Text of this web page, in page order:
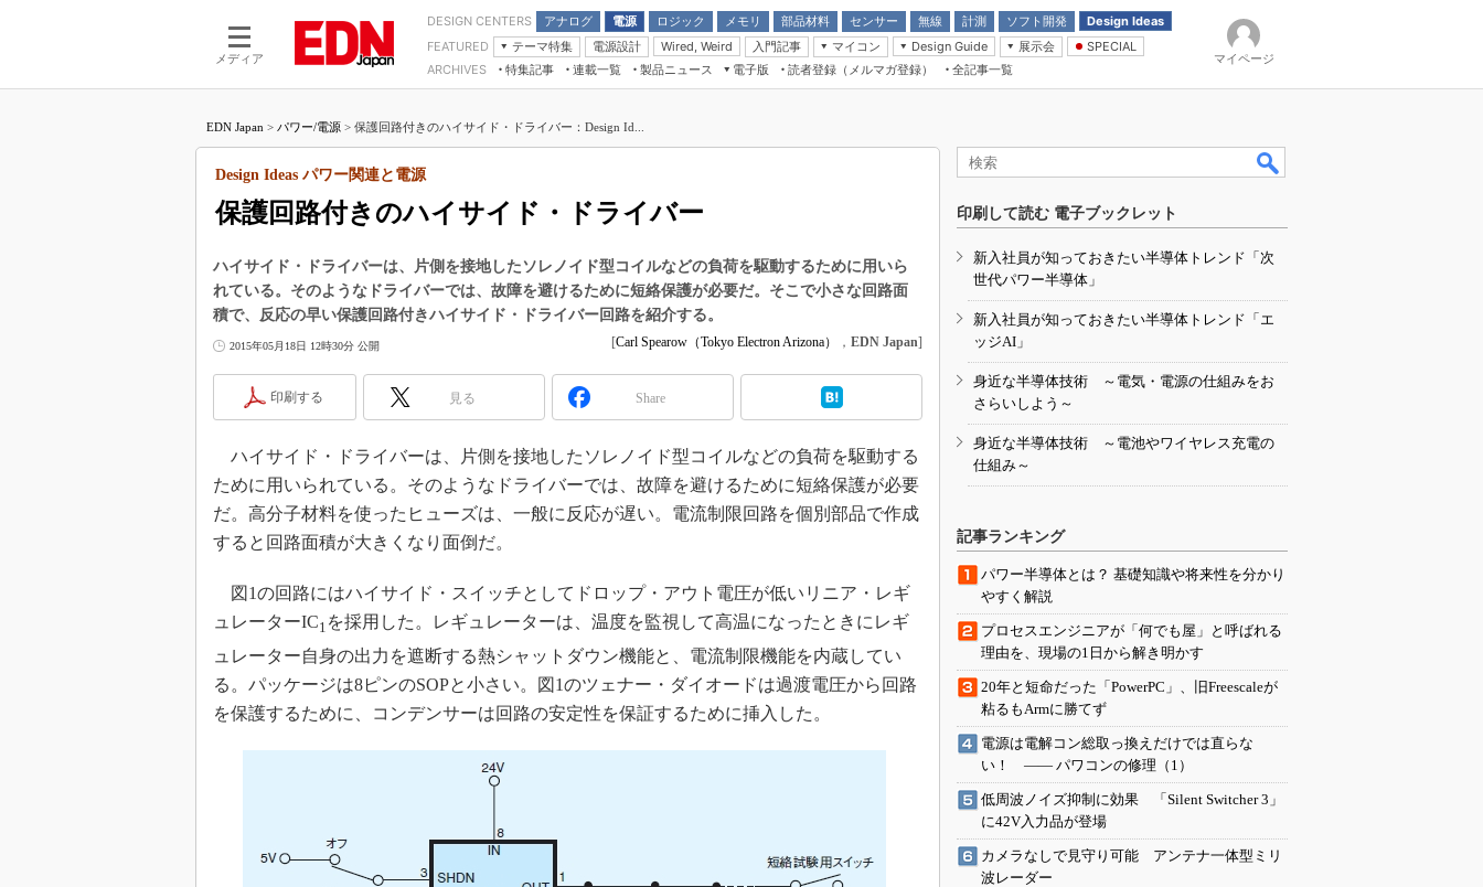
メディア
DESIGN CENTERS アナログ
電源
モーター
ロジック
LSI
メモリ
部品材料
受動部品
センサー 無線 計測 ソフト開発
Design Ideas
アナログ機能回路
計測とテスト
FEATURED
テーマ特集
つながるクルマ
エレクトロニクス入門
医療エレ（EE Times Japan）
製品解剖（EE Times Japan）
電源設計 Wired, Weird
入門記事
モーター入門
マイコン
マイコン講座
Design Guide
計測機器
展示会
CEATEC
組込み/エッジコンピューティング展
SPECIAL
Microchip情報
ARCHIVES 特集記事
連載一覧
マイクロプロセッサ懐古録
中堅技術者に贈る電子部品“徹底”活
用講座
たった2つの式で始めるDC/DCコン
バーターの設計
DC-DCコンバーター活用講座
Wired, Weird
高速シリアル伝送技術講座
アナログ設計のきほん／ADCとノイ
ズ編
めざせ高効率！ モーター駆動入門講
座
「SPICEの仕組みとその活用設計」
最新記事一覧
計測器メーカーから見た5G
USB Type-Cの登場で評価試験はど
う変わる？
IoT時代の無線規格を知る【Z-Wave
製品ニュース
電子版
電子ブックレット
読者登録（メルマガ登録） 全記事一覧
マイページ
EDN Japan > パワー/電源 > 保護回路付きのハイサイド・ドライバー：Design Id...
保護回路付きのハイサイド・ドライバー
Design Ideas パワー関連と電源
ハイサイド・ドライバーは、片側を接地したソレノイド型コイルなどの負荷を駆動するために用いら
れている。そのようなドライバーでは、故障を避けるために短絡保護が必要だ。そこで小さな回路面
積で、反応の早い保護回路付きハイサイド・ドライバー回路を紹介する。
2015年05月18日 12時30分 公開 [Carl Spearow（Tokyo Electron Arizona） ， EDN Japan]
印刷する 見る Share
ハイサイド・ドライバーは、片側を接地したソレノイド型コイルなどの負荷を駆動する
ために用いられている。そのようなドライバーでは、故障を避けるために短絡保護が必要
だ。高分子材料を使ったヒューズは、一般に反応が遅い。電流制限回路を個別部品で作成
すると回路面積が大きくなり面倒だ。
図1の回路にはハイサイド・スイッチとしてドロップ・アウト電圧が低いリニア・レギ
ュレーターIC1 を採用した。レギュレーターは、温度を監視して高温になったときにレギ
ュレーター自身の出力を遮断する熱シャットダウン機能と、電流制限機能を内蔵してい
る。パッケージは8ピンのSOPと小さい。図1のツェナー・ダイオードは過渡電圧から回路
を保護するために、コンデンサーは回路の安定性を保証するために挿入した。
印刷して読む 電子ブックレット
新入社員が知っておきたい半導体トレンド「次
世代パワー半導体」
新入社員が知っておきたい半導体トレンド「エ
ッジAI」
身近な半導体技術 ～電気・電源の仕組みをお
さらいしよう～
身近な半導体技術 ～電池やワイヤレス充電の
仕組み～
記事ランキング
パワー半導体とは？ 基礎知識や将来性を分かり
やすく解説
プロセスエンジニアが「何でも屋」と呼ばれる
理由を、現場の1日から解き明かす
20年と短命だった「PowerPC」、旧Freescaleが
粘るもArmに勝てず
電源は電解コン総取っ換えだけでは直らな
い！ ―― パワコンの修理（1）
低周波ノイズ抑制に効果 「Silent Switcher 3」
に42V入力品が登場
カメラなしで見守り可能 アンテナ一体型ミリ
波レーダー